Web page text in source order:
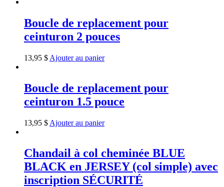
Boucle de replacement pour
ceinturon 2 pouces
13,95 $ Ajouter au panier
Boucle de replacement pour
ceinturon 1.5 pouce
13,95 $ Ajouter au panier
Chandail à col cheminée BLUE
BLACK en JERSEY (col simple) avec
inscription SÉCURITÉ